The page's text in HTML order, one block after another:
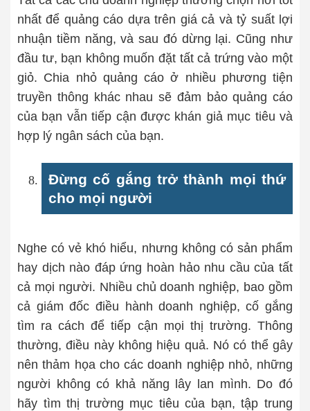
nhất để quảng cáo dựa trên giá cả và tỷ suất lợi
nhuận tiềm năng, và sau đó dừng lại. Cũng như
đầu tư, bạn không muốn đặt tất cả trứng vào một
giỏ. Chia nhỏ quảng cáo ở nhiều phương tiện
truyền thông khác nhau sẽ đảm bảo quảng cáo
của bạn vẫn tiếp cận được khán giả mục tiêu và
hợp lý ngân sách của bạn.
Đừng cố gắng trở thành mọi thứ
cho mọi người
Nghe có vẻ khó hiểu, nhưng không có sản phẩm
hay dịch nào đáp ứng hoàn hảo nhu cầu của tất
cả mọi người. Nhiều chủ doanh nghiệp, bao gồm
cả giám đốc điều hành doanh nghiệp, cố gắng
tìm ra cách để tiếp cận mọi thị trường. Thông
thường, điều này không hiệu quả. Nó có thể gây
nên thảm họa cho các doanh nghiệp nhỏ, những
người không có khả năng lây lan mình. Do đó
hãy tìm thị trường mục tiêu của bạn, tập trung